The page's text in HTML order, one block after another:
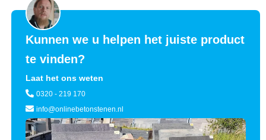
Kunnen we u helpen het juiste product
te vinden?
Laat het ons weten
0320 - 219 170
info@onlinebetonstenen.nl